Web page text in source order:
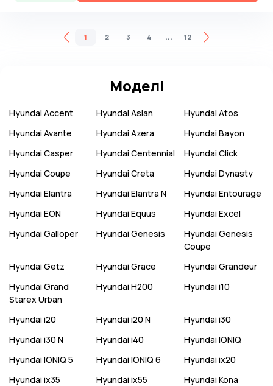
1 2 3 4 ... 12
Моделі
Hyundai Accent Hyundai Aslan Hyundai Atos
Hyundai Avante Hyundai Azera Hyundai Bayon
Hyundai Casper Hyundai Centennial Hyundai Click
Hyundai Coupe Hyundai Creta Hyundai Dynasty
Hyundai Elantra Hyundai Elantra N Hyundai Entourage
Hyundai EON Hyundai Equus Hyundai Excel
Hyundai Galloper Hyundai Genesis Hyundai Genesis
Coupe
Hyundai Getz Hyundai Grace Hyundai Grandeur
Hyundai Grand
Starex Urban
Hyundai H200 Hyundai i10
Hyundai i20 Hyundai i20 N Hyundai i30
Hyundai i30 N Hyundai i40 Hyundai IONIQ
Hyundai IONIQ 5 Hyundai IONIQ 6 Hyundai ix20
Hyundai ix35 Hyundai ix55 Hyundai Kona